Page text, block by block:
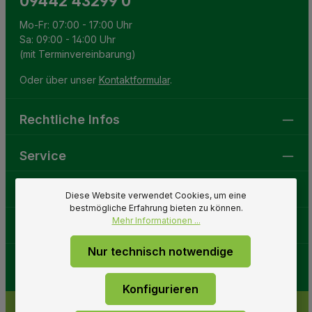
Mo-Fr: 07:00 - 17:00 Uhr
Sa: 09:00 - 14:00 Uhr
(mit Terminvereinbarung)
Oder über unser Kontaktformular.
Rechtliche Infos
Service
GartenweltDiese Website verwendet Cookies, um eine
bestmögliche Erfahrung bieten zu können.
Mehr Informationen ...
Nur technisch notwendige
Konfigurieren